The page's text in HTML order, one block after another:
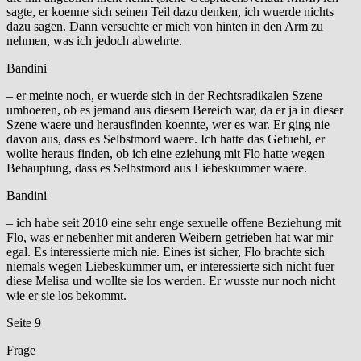
sagte, er koenne sich seinen Teil dazu denken, ich wuerde nichts
dazu sagen. Dann versuchte er mich von hinten in den Arm zu
nehmen, was ich jedoch abwehrte.
Bandini
– er meinte noch, er wuerde sich in der Rechtsradikalen Szene
umhoeren, ob es jemand aus diesem Bereich war, da er ja in dieser
Szene waere und herausfinden koennte, wer es war. Er ging nie
davon aus, dass es Selbstmord waere. Ich hatte das Gefuehl, er
wollte heraus finden, ob ich eine eziehung mit Flo hatte wegen
Behauptung, dass es Selbstmord aus Liebeskummer waere.
Bandini
– ich habe seit 2010 eine sehr enge sexuelle offene Beziehung mit
Flo, was er nebenher mit anderen Weibern getrieben hat war mir
egal. Es interessierte mich nie. Eines ist sicher, Flo brachte sich
niemals wegen Liebeskummer um, er interessierte sich nicht fuer
diese Melisa und wollte sie los werden. Er wusste nur noch nicht
wie er sie los bekommt.
Seite 9
Frage